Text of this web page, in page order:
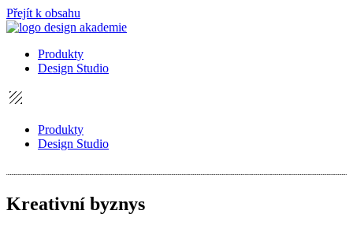
Přejít k obsahu
Produkty
Design Studio
Produkty
Design Studio
Kreativní byznys